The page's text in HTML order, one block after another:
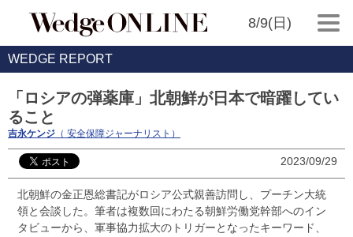
8/9(日)
WEDGE REPORT
「ロシアの弾薬庫」北朝鮮が日本で暗躍してい
ること
吉永ケンジ （ 安全保障ジャーナリスト）
2023/09/29
北朝鮮の金正恩総書記がロシア公式親善訪問し、プーチン大統
領と会談した。筆者は複数回にわたる朝鮮労働党幹部へのイン
タビューから、軍事協力拡大のトリガーとなったキーワード、